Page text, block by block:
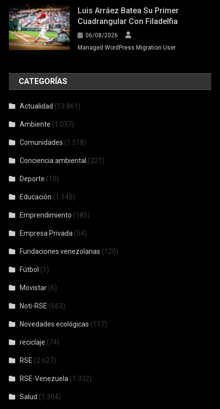
Luis Arráez Batea Su Primer
Cuadrangular Con Filadelfia
06/08/2026
Managed WordPress Migration User
CATEGORÍAS
Actualidad (13.861)
Ambiente (1.037)
Comunidades (1.518)
Conciencia ambiental (221)
Deporte (10)
Educación (1.145)
Emprendimiento (185)
Empresa Privada (54)
Fundaciones venezolanas (120)
Fútbol (1)
Movistar (6)
Noti-RSE (663)
Novedades ecológicas (117)
reciclaje (74)
RSE (2.627)
RSE-Venezuela (1.332)
Salud (1.304)